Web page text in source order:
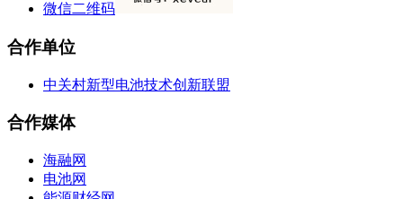
微信二维码
合作单位
中关村新型电池技术创新联盟
合作媒体
海融网
电池网